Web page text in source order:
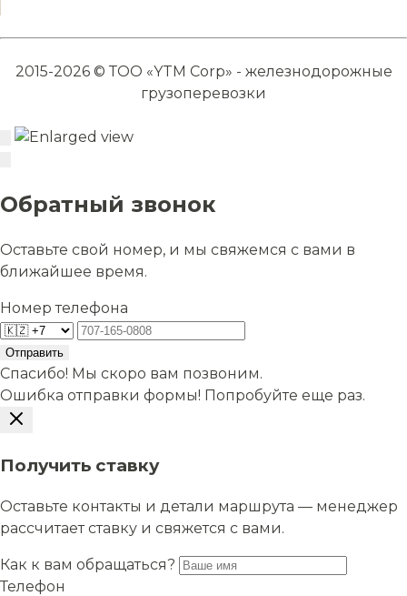
2015-2026 © ТОО «YTM Corp» - железнодорожные
грузоперевозки
Обратный звонок
Оставьте свой номер, и мы свяжемся с вами в
ближайшее время.
Номер телефона
Отправить
Спасибо! Мы скоро вам позвоним.
Ошибка отправки формы! Попробуйте еще раз.
Получить ставку
Оставьте контакты и детали маршрута — менеджер
рассчитает ставку и свяжется с вами.
Как к вам обращаться?
Телефон